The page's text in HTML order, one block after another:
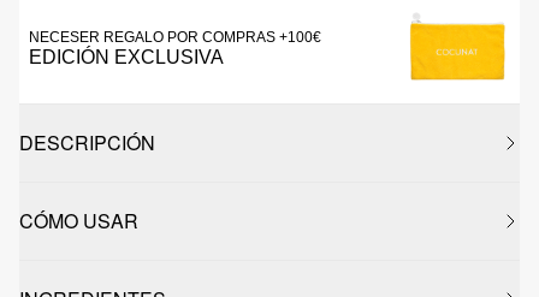
NECESER REGALO POR COMPRAS +100€
EDICIÓN EXCLUSIVA
DESCRIPCIÓN
CÓMO USAR